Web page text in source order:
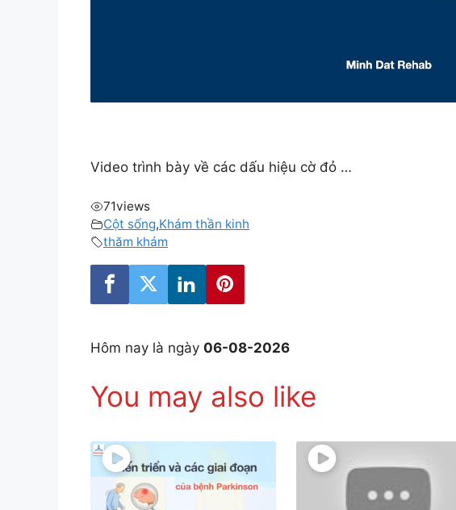
Video trình bày về các dấu hiệu cờ đỏ …
71views
Cột sống,Khám thần kinh
thăm khám
Hôm nay là ngày 06-08-2026
You may also like